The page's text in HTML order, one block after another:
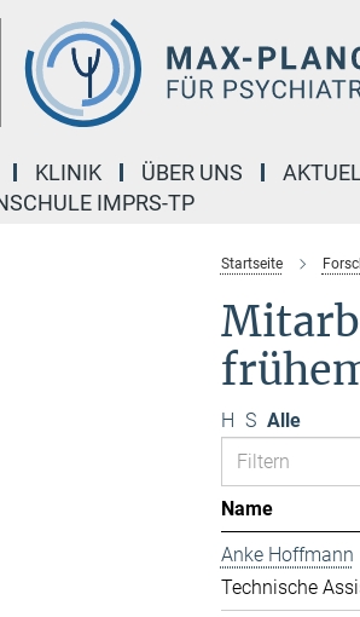
KLINIK ÜBER UNS
IMPRS-TP
Startseite
H S Alle
Name
Anke Hoffmann
Technische